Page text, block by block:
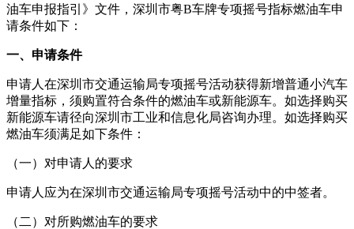
油车申报指引》文件，深圳市粤B车牌专项摇号指标燃油车申
请条件如下：
一、申请条件
申请人在深圳市交通运输局专项摇号活动获得新增普通小汽车
增量指标，须购置符合条件的燃油车或新能源车。如选择购买
新能源车请径向深圳市工业和信息化局咨询办理。如选择购买
燃油车须满足如下条件：
（一）对申请人的要求
申请人应为在深圳市交通运输局专项摇号活动中的中签者。
（二）对所购燃油车的要求